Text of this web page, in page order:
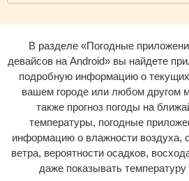
В разделе «Погодные
девайсов на Android» вы найдете
подробную информацию о
вашем городе или любом другом
также прогноз погоды на
температуры, погодные
информацию о влажности воздуха,
ветра, вероятности осадков,
даже показывать